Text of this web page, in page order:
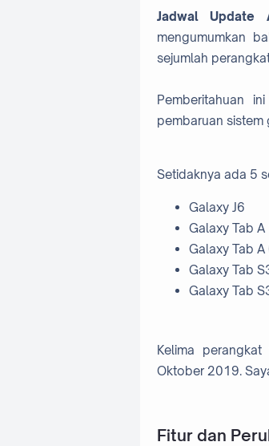
Jadwal Update
mengumumkan
sejumlah
Pemberitahuan
pembaruan sistem
Setidaknya ada 5
Galaxy J6
Galaxy Tab A
Galaxy Tab
Galaxy Tab
Galaxy Tab
Kelima
Oktober 2019.
Fitur dan